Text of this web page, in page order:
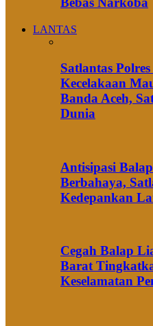
LANTAS
Satlantas
Kecelakaan
Banda Aceh,
Dunia
Antisipasi
Berbahaya,
Kedepankan
Cegah Balap
Barat
Keselamatan